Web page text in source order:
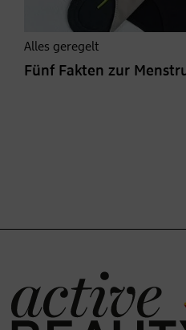
Alles geregelt
Fünf Fakten zur